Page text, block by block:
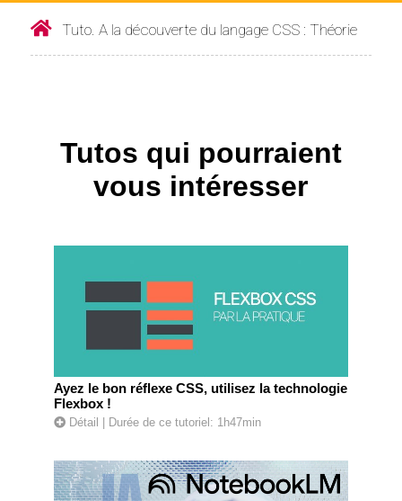
Tuto. A la découverte du langage CSS : Théorie
Tutos qui pourraient
vous intéresser
Ayez le bon réflexe CSS, utilisez la technologie
Flexbox !
Détail | Durée de ce tutoriel: 1h47min